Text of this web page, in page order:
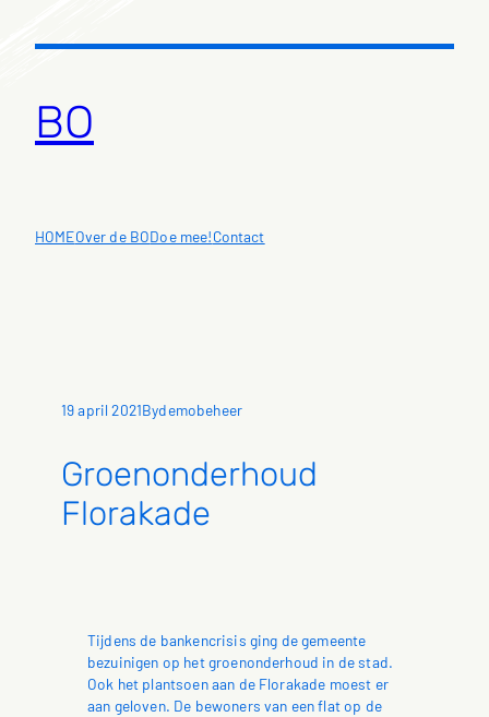
naar
BO
HOMEOver de BODoe mee!Contact
19 april 2021Bydemobeheer
Groenonderhoud
Florakade
Tijdens de bankencrisis ging de gemeente
bezuinigen op het groenonderhoud in de stad.
Ook het plantsoen aan de Florakade moest er
aan geloven. De bewoners van een flat op de